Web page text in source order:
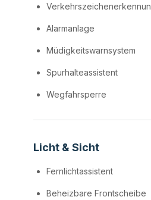
Alarmanlage
Müdigkeitswarnsystem
Spurhalteassistent
Wegfahrsperre
Licht & Sicht
Fernlichtassistent
Beheizbare Frontscheibe